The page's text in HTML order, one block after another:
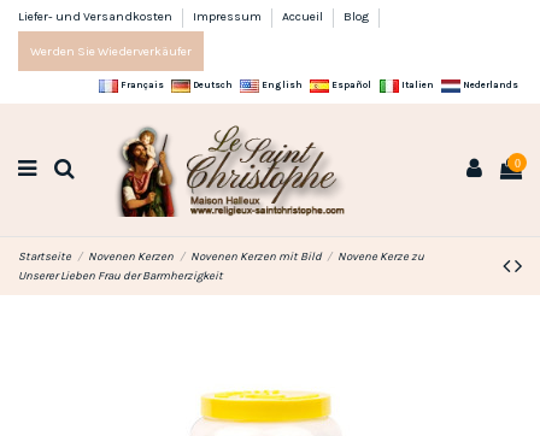
Liefer- und Versandkosten Impressum Accueil Blog
Werden Sie Wiederverkäufer
Français Deutsch English Español Italien Nederlands
0
Startseite Novenen Kerzen Novenen Kerzen mit Bild
Novene Kerze zu
Unserer Lieben Frau der Barmherzigkeit